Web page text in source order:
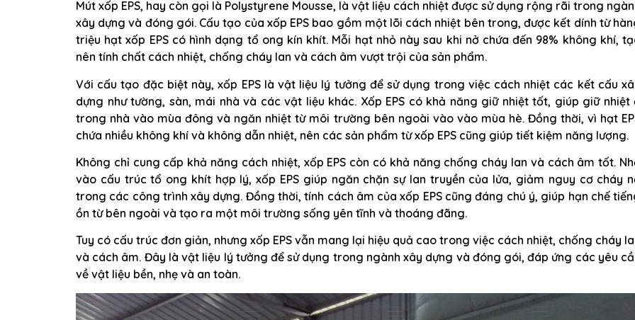
Mút xốp EPS, hay còn gọi là Polystyrene Mousse, là vật liệu cách nhiệt được sử dụng rộng rãi trong
xây dựng và đóng gói. Cấu tạo của xốp EPS bao gồm một lõi cách nhiệt bên trong, được kết dính từ
triệu hạt xốp EPS có hình dạng tổ ong kín khít. Mỗi hạt nhỏ này sau khi nở chứa đến 98% không khí,
nên tính chất cách nhiệt, chống cháy lan và cách âm vượt trội của sản phẩm.
Với cấu tạo đặc biệt này, xốp EPS là vật liệu lý tưởng để sử dụng trong việc cách nhiệt các kết cấu
dựng như tường, sàn, mái nhà và các vật liệu khác. Xốp EPS có khả năng giữ nhiệt tốt, giúp giữ nhiệt
trong nhà vào mùa đông và ngăn nhiệt từ môi trường bên ngoài vào vào mùa hè. Đồng thời, vì hạt
chứa nhiều không khí và không dẫn nhiệt, nên các sản phẩm từ xốp EPS cũng giúp tiết kiệm năng lượng.
Không chỉ cung cấp khả năng cách nhiệt, xốp EPS còn có khả năng chống cháy lan và cách âm tốt.
vào cấu trúc tổ ong khít hợp lý, xốp EPS giúp ngăn chặn sự lan truyền của lửa, giảm nguy cơ cháy
trong các công trình xây dựng. Đồng thời, tính cách âm của xốp EPS cũng đáng chú ý, giúp hạn chế
ồn từ bên ngoài và tạo ra một môi trường sống yên tĩnh và thoáng đãng.
Tuy có cấu trúc đơn giản, nhưng xốp EPS vẫn mang lại hiệu quả cao trong việc cách nhiệt, chống cháy
và cách âm. Đây là vật liệu lý tưởng để sử dụng trong ngành xây dựng và đóng gói, đáp ứng các yêu
về vật liệu bền, nhẹ và an toàn.